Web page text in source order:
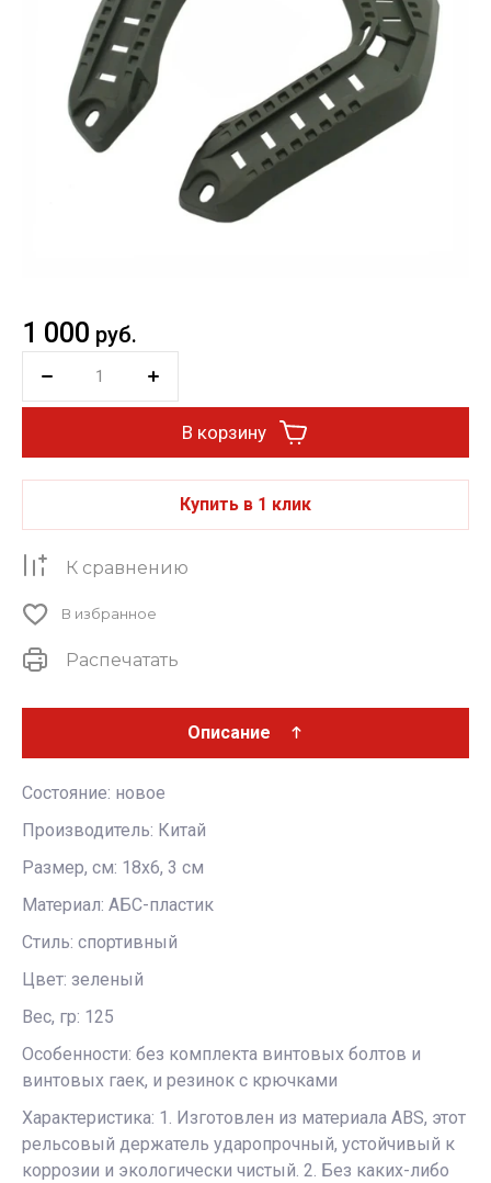
1 000 руб.
В корзину
Купить в 1 клик
К сравнению
В избранное
Распечатать
Описание
Состояние: новое
Производитель: Китай
Размер, см: 18х6, 3 см
Материал: АБС-пластик
Стиль: спортивный
Цвет: зеленый
Вес, гр: 125
Особенности: без комплекта винтовых болтов и
винтовых гаек, и резинок с крючками
Характеристика: 1. Изготовлен из материала ABS, этот
рельсовый держатель ударопрочный, устойчивый к
коррозии и экологически чистый. 2. Без каких-либо